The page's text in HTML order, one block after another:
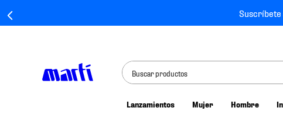
Suscríbete
Buscar productos
Lanzamientos Mujer Hombre